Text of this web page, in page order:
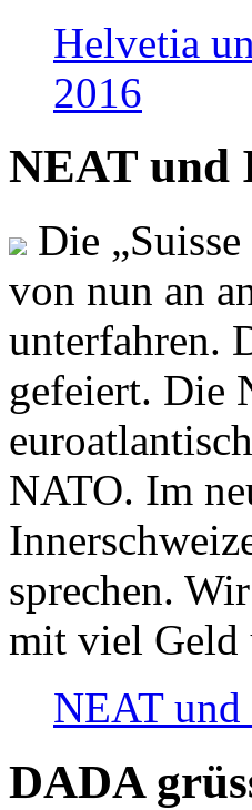
Helvetia
2016
NEAT und
Die
von nun an
unterfahren.
gefeiert. Die
NATO. Im
sprechen.
mit viel Geld
NEAT
DADA